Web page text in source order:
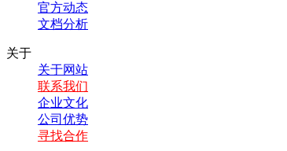
官方动态
文档分析
关于
关于网站
联系我们
企业文化
公司优势
寻找合作